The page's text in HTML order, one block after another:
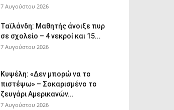
7 Αυγούστου 2026
Ταϊλάνδη: Μαθητής άνοιξε πυρ
σε σχολείο – 4 νεκροί και 15...
7 Αυγούστου 2026
Κυψέλη: «Δεν μπορώ να το
πιστέψω» – Σοκαρισμένο το
ζευγάρι Αμερικανών...
7 Αυγούστου 2026